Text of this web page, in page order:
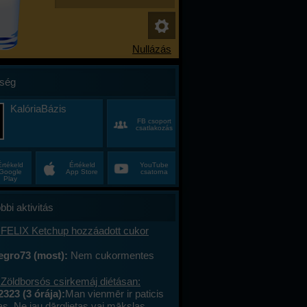
KalóriaBázis
FB csoport
csatlakozás
Play
Értékeld
App Store
YouTube
csatorna
aktivitás
Ketchup hozzáadott cukor
(most): Nem cukormentes
csirkemáj diétásan:
(3 órája):Man vienmēr ir paticis